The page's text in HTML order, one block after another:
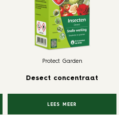
Protect Garden
Desect concentraat
LEES MEER